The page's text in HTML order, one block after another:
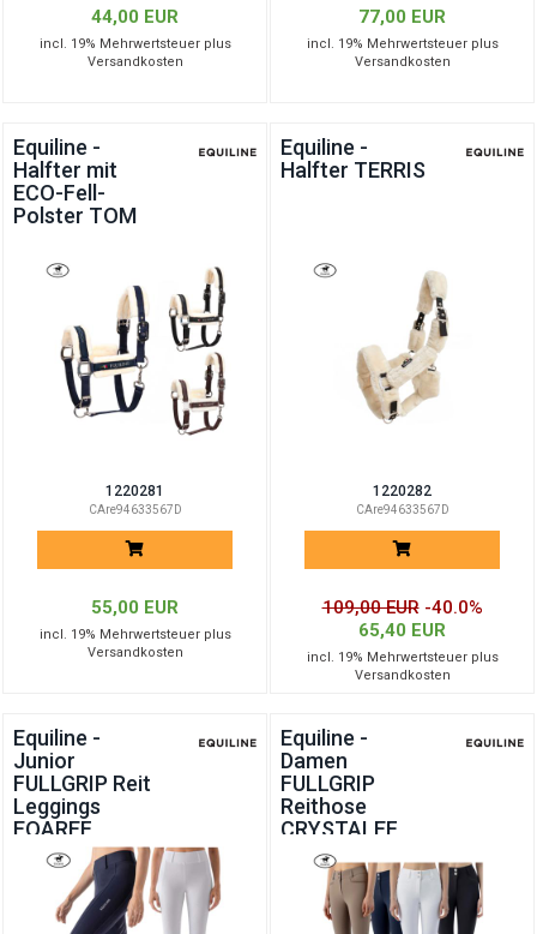
44,00 EUR
incl. 19% Mehrwertsteuer plus
Versandkosten
77,00 EUR
incl. 19% Mehrwertsteuer plus
Versandkosten
Equiline -
Halfter mit
ECO-Fell-
Polster TOM
1220281
CAre94633567D
55,00 EUR
incl. 19% Mehrwertsteuer plus
Versandkosten
Equiline -
Halfter TERRIS
1220282
CAre94633567D
109,00 EUR -40.0%
65,40 EUR
incl. 19% Mehrwertsteuer plus
Versandkosten
Equiline -
Junior
FULLGRIP Reit
Leggings
EQAREF
Equiline -
Damen
FULLGRIP
Reithose
CRYSTALEF